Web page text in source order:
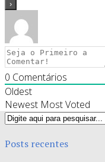
0 Comentários
Oldest
Newest Most Voted
Posts recentes